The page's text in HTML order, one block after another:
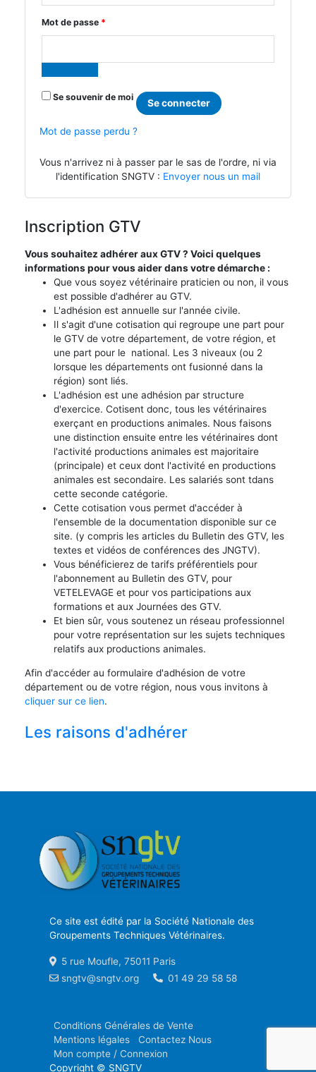
Mot de passe *
Se souvenir de moi
Se connecter
Mot de passe perdu ?
Vous n'arrivez ni à passer par le sas de l'ordre, ni via
l'identification SNGTV : Envoyer nous un mail
Inscription GTV
Vous souhaitez adhérer aux GTV ? Voici quelques
informations pour vous aider dans votre démarche :
Que vous soyez vétérinaire praticien ou non, il vous
est possible d'adhérer au GTV.
L'adhésion est annuelle sur l'année civile.
Il s'agit d'une cotisation qui regroupe une part pour
le GTV de votre département, de votre région, et
une part pour le national. Les 3 niveaux (ou 2
lorsque les départements ont fusionné dans la
région) sont liés.
L'adhésion est une adhésion par structure
d'exercice. Cotisent donc, tous les vétérinaires
exerçant en productions animales. Nous faisons
une distinction ensuite entre les vétérinaires dont
l'activité productions animales est majoritaire
(principale) et ceux dont l'activité en productions
animales est secondaire. Les salariés sont tdans
cette seconde catégorie.
Cette cotisation vous permet d'accéder à
l'ensemble de la documentation disponible sur ce
site. (y compris les articles du Bulletin des GTV, les
textes et vidéos de conférences des JNGTV).
Vous bénéficierez de tarifs préférentiels pour
l'abonnement au Bulletin des GTV, pour
VETELEVAGE et pour vos participations aux
formations et aux Journées des GTV.
Et bien sûr, vous soutenez un réseau professionnel
pour votre représentation sur les sujets techniques
relatifs aux productions animales.
Afin d'accéder au formulaire d'adhésion de votre
département ou de votre région, nous vous invitons à
cliquer sur ce lien.
Les raisons d'adhérer
Ce site est édité par la Société Nationale des
Groupements Techniques Vétérinaires.
5 rue Moufle, 75011 Paris
sngtv@sngtv.org
01 49 29 58 58
Conditions Générales de Vente
Mentions légales
Contactez Nous
Mon compte / Connexion
Copyright © SNGTV